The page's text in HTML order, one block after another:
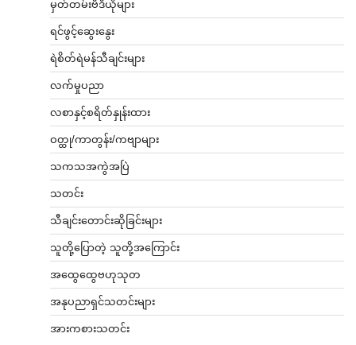
မှတ်တမ်းဗီဒီယိုများ
ရင်ဖွင့်ဆွေးနွေး
ရဲစိတ်ရဲမန်သီချင်းများ
လက်မှုပညာ
လစာနှင့်စရိတ်နှုန်းထား
ဝတ္ထု/ကာတွန်း/ကဗျာများ
သကသအကွဲအပြဲ
သတင်း
သီချင်းတောင်းဆိုခြင်းများ
သူတို့ပြောတဲ့ သူတို့အကြောင်း
အထွေထွေဗဟုသုတ
အနုပညာရှင်သတင်းများ
အားကစားသတင်း